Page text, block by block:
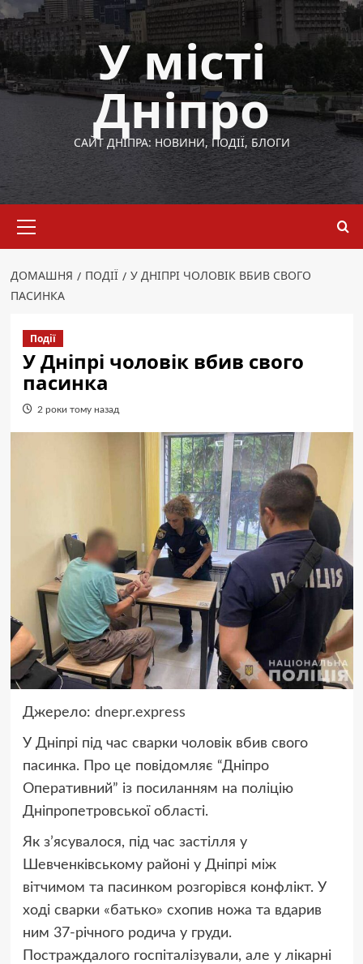
Перейти
до
вмісту
У місті
Дніпро
САЙТ ДНІПРА: НОВИНИ, ПОДІЇ, БЛОГИ
меню
ДОМАШНЯ ПОДІЇ
У ДНІПРІ ЧОЛОВІК ВБИВ СВОГО
ПАСИНКА
Події
У Дніпрі чоловік вбив свого
пасинка
2 роки тому назад
Джерело: dnepr.express
У Дніпрі під час сварки чоловік вбив свого
пасинка. Про це повідомляє “Дніпро
Оперативний” із посиланням на поліцію
Дніпропетровської області.
Як з’ясувалося, під час застілля у
Шевченківському районі у Дніпрі між
вітчимом та пасинком розгорівся конфлікт. У
ході сварки «батько» схопив ножа та вдарив
ним 37-річного родича у груди.
Постраждалого госпіталізували, але у лікарні